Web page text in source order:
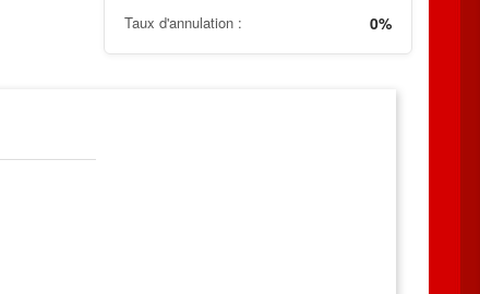
Taux d'annulation : 0%